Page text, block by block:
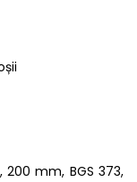
mm, BGS 373,